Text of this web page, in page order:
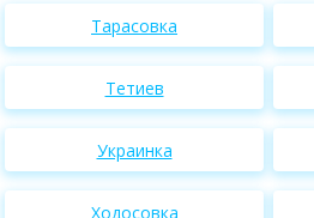
Тарасовка
Тетиев
Украинка
Ходосовка